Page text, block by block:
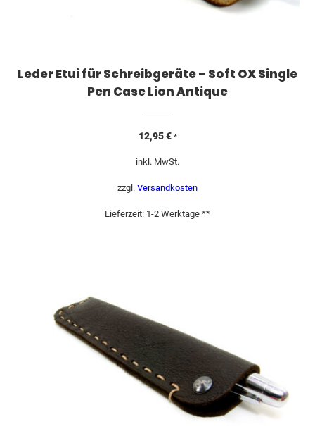
Leder Etui für Schreibgeräte – Soft OX Single
Pen Case Lion Antique
12,95€ *
inkl. MwSt.
zzgl. Versandkosten
Lieferzeit: 1-2 Werktage **